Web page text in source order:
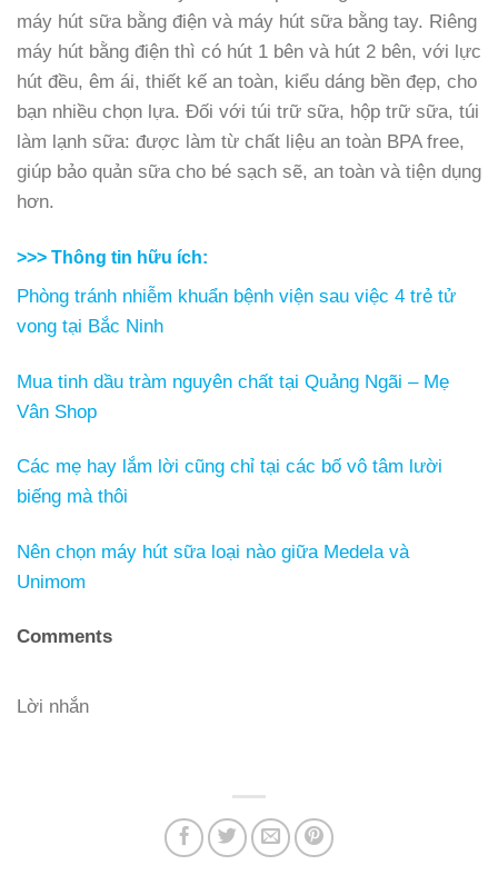
máy hút sữa bằng điện và máy hút sữa bằng tay. Riêng
máy hút bằng điện thì có hút 1 bên và hút 2 bên, với lực
hút đều, êm ái, thiết kế an toàn, kiểu dáng bền đẹp, cho
bạn nhiều chọn lựa. Đối với túi trữ sữa, hộp trữ sữa, túi
làm lạnh sữa: được làm từ chất liệu an toàn BPA free,
giúp bảo quản sữa cho bé sạch sẽ, an toàn và tiện dụng
hơn.
>>> Thông tin hữu ích:
Phòng tránh nhiễm khuẩn bệnh viện sau việc 4 trẻ tử
vong tại Bắc Ninh
Mua tinh dầu tràm nguyên chất tại Quảng Ngãi – Mẹ
Vân Shop
Các mẹ hay lắm lời cũng chỉ tại các bố vô tâm lười
biếng mà thôi
Nên chọn máy hút sữa loại nào giữa Medela và
Unimom
Comments
Lời nhắn